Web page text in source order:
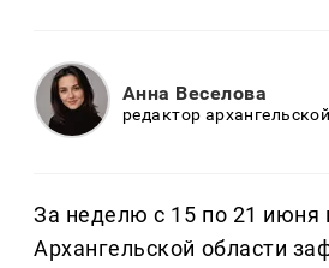
Анна Веселова
редактор
За неделю с 15 по 21 июня
Архангельской области